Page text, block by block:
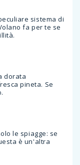
sistema di
fa per te se
dorata
pineta. Se
le spiagge: se
è un'altra